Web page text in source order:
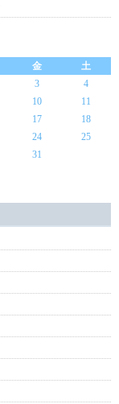
金
土
3
4
10
11
17
18
24
25
31